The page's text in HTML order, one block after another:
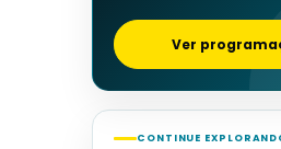
Ver
CONTINUE